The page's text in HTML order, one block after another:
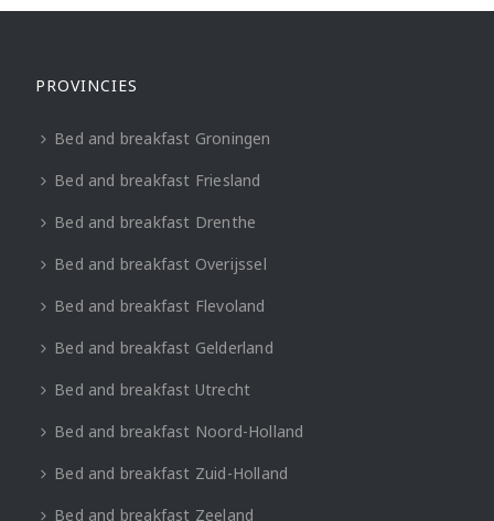
PROVINCIES
Bed and breakfast Groningen
Bed and breakfast Friesland
Bed and breakfast Drenthe
Bed and breakfast Overijssel
Bed and breakfast Flevoland
Bed and breakfast Gelderland
Bed and breakfast Utrecht
Bed and breakfast Noord-Holland
Bed and breakfast Zuid-Holland
Bed and breakfast Zeeland